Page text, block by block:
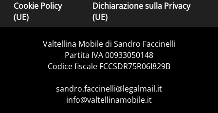
Cookie Policy
(UE)
Dichiarazione sulla Privacy
(UE)
Valtellina Mobile di Sandro Faccinelli
Partita IVA 00933050148
Codice fiscale FCCSDR75R06I829B
sandro.faccinelli@legalmail.it
info@valtellinamobile.it